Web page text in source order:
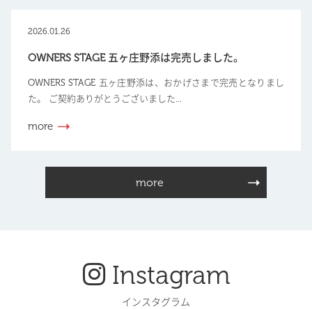
2026.01.26
OWNERS STAGE 五ヶ庄野添は完売しました。
OWNERS STAGE 五ヶ庄野添は、おかげさまで完売となりまし
た。 ご契約ありがとうございました...
more
more
Instagram
インスタグラム